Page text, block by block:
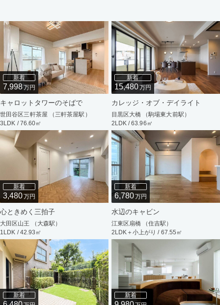
新着
7,998万円
キャロットタワーのそばで
世田谷区三軒茶屋 （三軒茶屋駅）
3LDK / 76.60㎡
新着
15,480万円
カレッジ・オブ・デイライト
目黒区大橋 （駒場東大前駅）
2LDK / 63.96㎡
新着
3,480万円
心ときめく三拍子
大田区山王 （大森駅）
1LDK / 42.93㎡
新着
6,780万円
水辺のキャビン
江東区扇橋 （住吉駅）
2LDK＋小上がり / 67.55㎡
新着 新着